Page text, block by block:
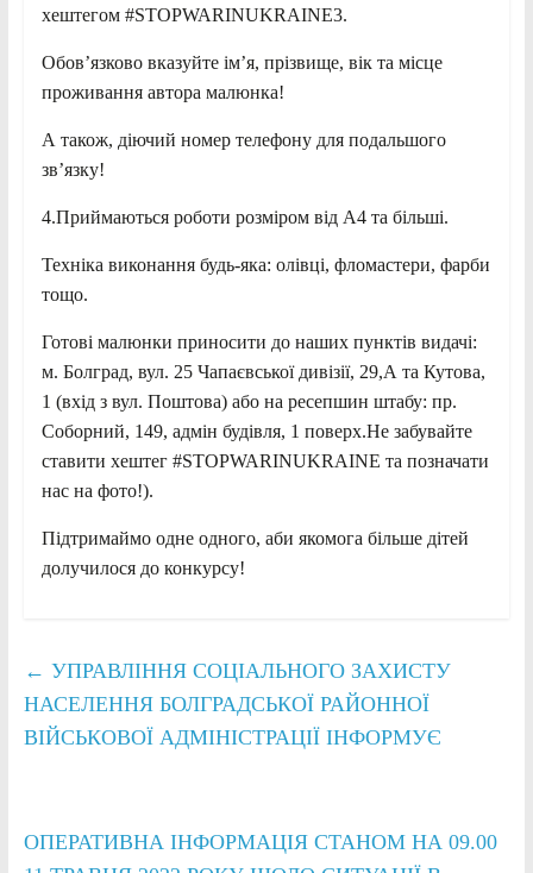
хештегом #STOPWARINUKRAINE3.
Обов’язково вказуйте ім’я, прізвище, вік та місце
проживання автора малюнка!
А також, діючий номер телефону для подальшого
зв’язку!
4.Приймаються роботи розміром від А4 та більші.
Техніка виконання будь-яка: олівці, фломастери, фарби
тощо.
Готові малюнки приносити до наших пунктів видачі:
м. Болград, вул. 25 Чапаєвської дивізії, 29,А та Кутова,
1 (вхід з вул. Поштова) або на ресепшин штабу: пр.
Соборний, 149, адмін будівля, 1 поверх.Не забувайте
ставити хештег #STOPWARINUKRAINE та позначати
нас на фото!).
Підтримаймо одне одного, аби якомога більше дітей
долучилося до конкурсу!
← УПРАВЛІННЯ СОЦІАЛЬНОГО ЗАХИСТУ
НАСЕЛЕННЯ БОЛГРАДСЬКОЇ РАЙОННОЇ
ВІЙСЬКОВОЇ АДМІНІСТРАЦІЇ ІНФОРМУЄ
ОПЕРАТИВНА ІНФОРМАЦІЯ СТАНОМ НА 09.00